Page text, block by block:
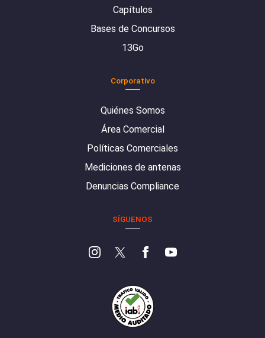
Capítulos
Bases de Concursos
13Go
Corporativo
Quiénes Somos
Área Comercial
Políticas Comerciales
Mediciones de antenas
Denuncias Compliance
SÍGUENOS